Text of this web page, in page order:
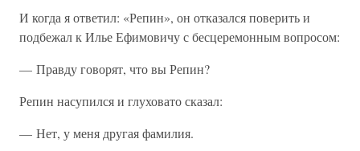
И когда я ответил: «Репин», он отказался поверить и
подбежал к Илье Ефимовичу с бесцеремонным вопросом:
— Правду говорят, что вы Репин?
Репин насупился и глуховато сказал:
— Нет, у меня другая фамилия.